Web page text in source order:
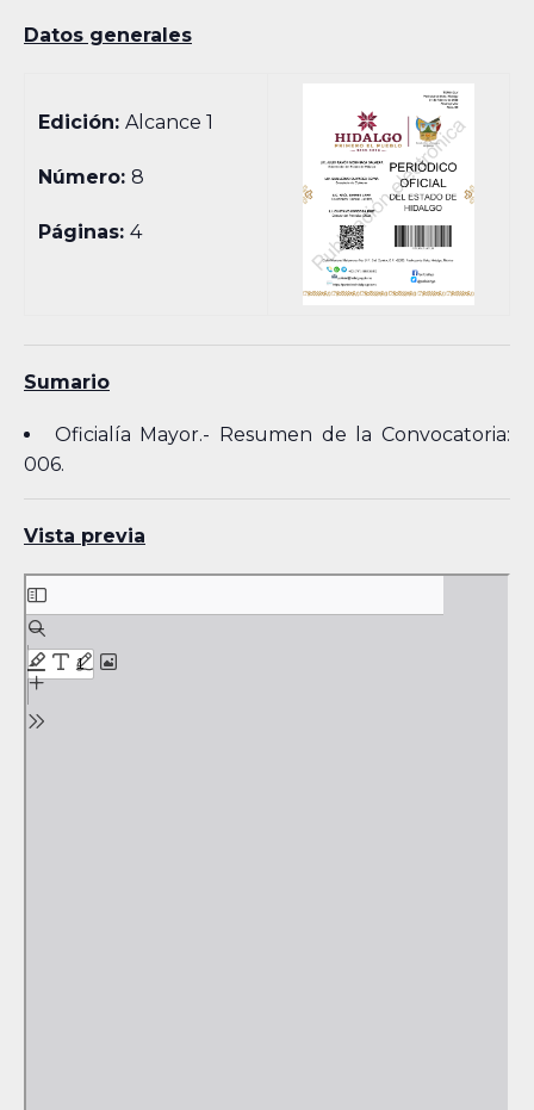
Datos generales
Edición:Alcance 1
Número:8
Páginas:4
Sumario
Oficialía Mayor.- Resumen de la Convocatoria:
006.
Vista previa
Skip
to
PDF
content